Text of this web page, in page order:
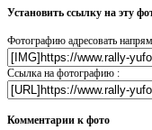
Установить ссылку на эту
Фотографию адресовать
Ссылка на фотографию :
Комментарии к фото